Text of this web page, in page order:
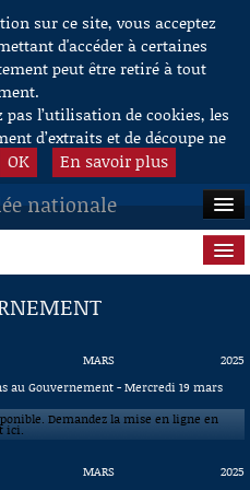
sur ce site, vous acceptez
d'accéder à certaines
peut être retiré à tout
pas l’utilisation de cookies, les
d’extraits et de découpe ne
OK En savoir plus
nationale
MARS
2025
au Gouvernement - Mercredi 19 mars
Demandez la mise en ligne en
ici.
MARS
2025